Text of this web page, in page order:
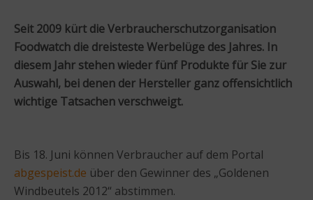
Seit 2009 kürt die Verbraucherschutzorganisation
Foodwatch die dreisteste Werbelüge des Jahres. In
diesem Jahr stehen wieder fünf Produkte für Sie zur
Auswahl, bei denen der Hersteller ganz offensichtlich
wichtige Tatsachen verschweigt.
Bis 18. Juni können Verbraucher auf dem Portal
abgespeist.de über den Gewinner des „Goldenen
Windbeutels 2012“ abstimmen.